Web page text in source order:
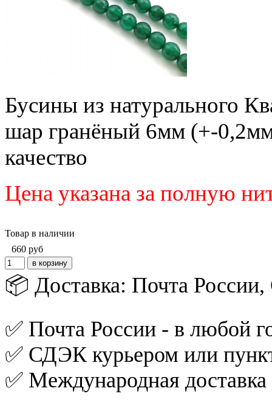
Бусины из натурального
шар гранёный 6мм (+-
качество
Цена указана за полную
Товар в наличии
660 руб
📦 Доставка: Почта
✅ Почта России - в любой
✅ СДЭК курьером или
✅ Международная